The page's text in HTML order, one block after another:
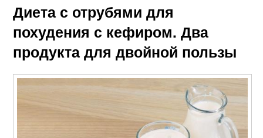
Диета с отрубями для
похудения с кефиром. Два
продукта для двойной пользы